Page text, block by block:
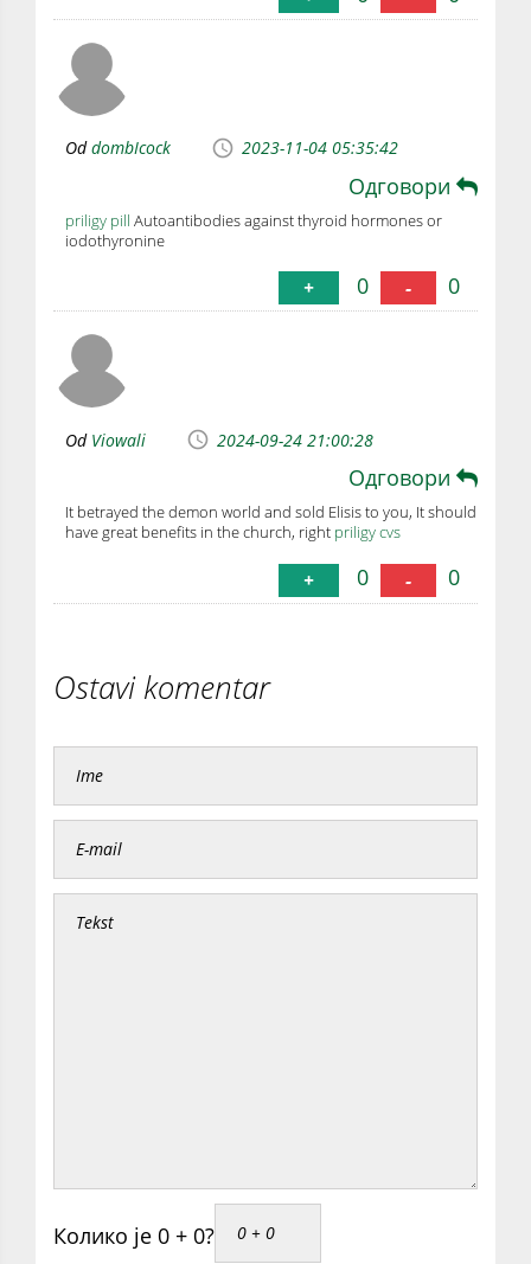
OddombIcock 2023-11-04 05:35:42
Одговори
priligy pill Autoantibodies against thyroid hormones or
iodothyronine
+ 0 - 0
Od Viowali 2024-09-24 21:00:28
Одговори
It betrayed the demon world and sold Elisis to you, It should
have great benefits in the church, right priligy cvs
+ 0 - 0
Ostavi komentar
Колико је 0 + 0?